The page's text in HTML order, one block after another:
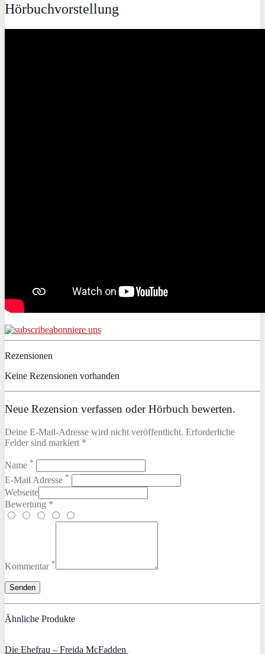
Hörbuchvorstellung
abonniere uns
Rezensionen
Keine Rezensionen vorhanden
Neue Rezension verfassen oder Hörbuch bewerten.
Deine E-Mail-Adresse wird nicht veröffentlicht. Erforderliche
Felder sind markiert *
Name *
E-Mail Adresse *
Webseite
Bewertung *
Kommentar *
Ähnliche Produkte
Die Ehefrau – Freida McFadden